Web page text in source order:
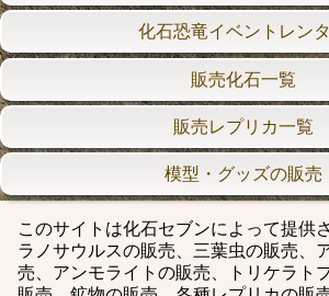
化石恐竜イベントレン
販売化石一覧
販売レプリカ一覧
模型・グッズの販売
このサイトは化石セブンによって提供
ラノサウルスの販売、三葉虫の販売、
売、アンモライトの販売、トリケラト